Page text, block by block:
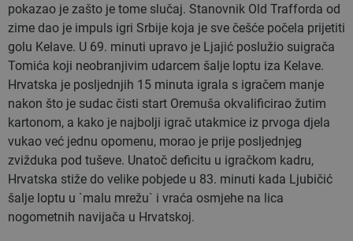
pokazao je zašto je tome slučaj. Stanovnik Old Trafforda od
zime dao je impuls igri Srbije koja je sve češće počela prijetiti
golu Kelave. U 69. minuti upravo je Ljajić poslužio suigrača
Tomića koji neobranjivim udarcem šalje loptu iza Kelave.
Hrvatska je posljednjih 15 minuta igrala s igračem manje
nakon što je sudac čisti start Oremuša okvalificirao žutim
kartonom, a kako je najbolji igrač utakmice iz prvoga djela
vukao već jednu opomenu, morao je prije posljednjeg
zvižduka pod tuševe. Unatoč deficitu u igračkom kadru,
Hrvatska stiže do velike pobjede u 83. minuti kada Ljubičić
šalje loptu u `malu mrežu` i vraća osmjehe na lica
nogometnih navijača u Hrvatskoj.